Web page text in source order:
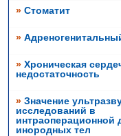
» Стоматит
»
» Хроническая
недостаточность
» Значение
исследований в
интраоперационной
инородных тел